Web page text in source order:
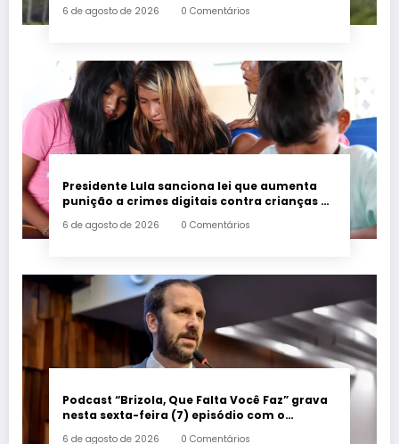
6 de agosto de 2026 0 Comentários
Presidente Lula sanciona lei que aumenta
punição a crimes digitais contra crianças é
6 de agosto de 2026 0 Comentários
Podcast “Brizola, Que Falta Você Faz” grava
nesta sexta-feira (7) episódio com o
6 de agosto de 2026 0 Comentários